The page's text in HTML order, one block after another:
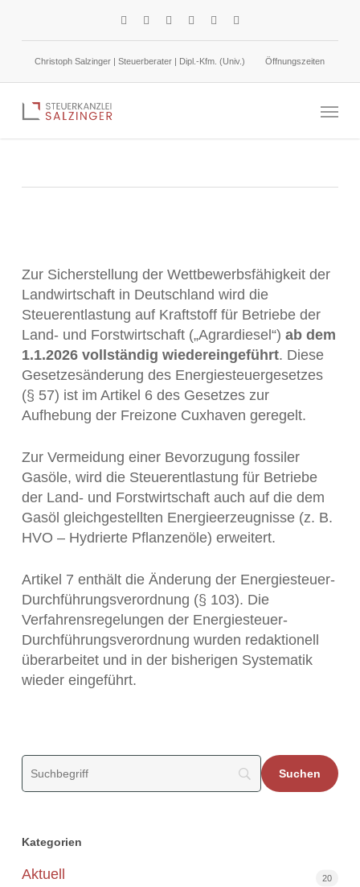
contentChristoph Salzinger | Steuerberater | Dipl.-Kfm. (Univ.) Öffnungszeiten
Menu
14. November 2025
Zur Sicherstellung der Wettbewerbsfähigkeit der
Landwirtschaft in Deutschland wird die
Steuerentlastung auf Kraftstoff für Betriebe der
Land- und Forstwirtschaft („Agrardiesel“) ab dem
1.1.2026 vollständig wiedereingeführt. Diese
Gesetzesänderung des Energiesteuergesetzes
(§ 57) ist im Artikel 6 des Gesetzes zur
Aufhebung der Freizone Cuxhaven geregelt.
Zur Vermeidung einer Bevorzugung fossiler
Gasöle, wird die Steuerentlastung für Betriebe
der Land- und Forstwirtschaft auch auf die dem
Gasöl gleichgestellten Energieerzeugnisse (z. B.
HVO – Hydrierte Pflanzenöle) erweitert.
Artikel 7 enthält die Änderung der Energiesteuer-
Durchführungsverordnung (§ 103). Die
Verfahrensregelungen der Energiesteuer-
Durchführungsverordnung wurden redaktionell
überarbeitet und in der bisherigen Systematik
wieder eingeführt.
Kategorien
Aktuell 20